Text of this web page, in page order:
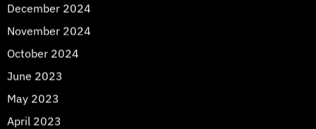
December 2024
November 2024
October 2024
June 2023
May 2023
April 2023